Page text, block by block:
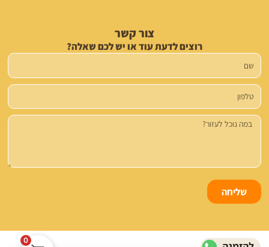
צור קשר
רוצים לדעת עוד או יש לכם שאלה?
שם
טלפון
הודעה
שליחה
0